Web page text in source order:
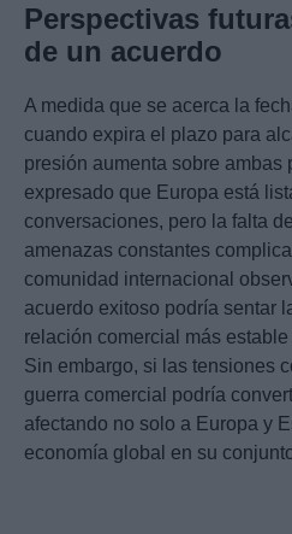
Perspectivas
de un acuerdo
A medida que se acerca la
cuando expira el plazo para
presión aumenta sobre ambas
expresado que Europa está
conversaciones, pero la falta
amenazas constantes
comunidad internacional
acuerdo exitoso podría sentar
relación comercial más
Sin embargo, si las tensiones
guerra comercial podría
afectando no solo a Europa y
economía global en su